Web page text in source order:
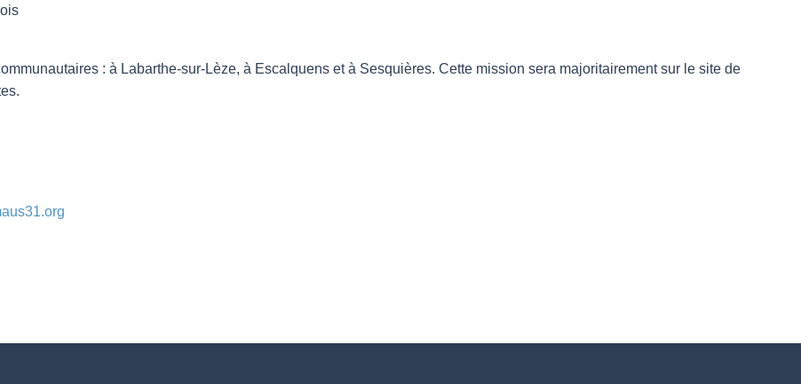
: à Labarthe-sur-Lèze, à Escalquens et à Sesquières. Cette mission sera majoritairement sur le site de